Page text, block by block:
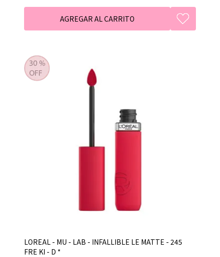
LOREAL - MU - LAB - INFALLIBLE LE MATTE - 245
FRE KI - D *